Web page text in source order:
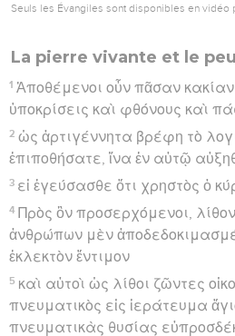
Seuls les Évangiles sont disponibles en vidéo
La pierre vivante et le
1 Ἀποθέμενοι οὖν πᾶσαν
ὑποκρίσεις καὶ φθόνους καὶ
2 ὡς ἀρτιγέννητα βρέφη τὸ
ἐπιποθήσατε, ἵνα ἐν αὐτῷ
3 εἰ ἐγεύσασθε ὅτι χρηστὸς ὁ
4 Πρὸς ὃν προσερχόμενοι,
ἀνθρώπων μὲν
ἐκλεκτὸν ἔντιμον
5 καὶ αὐτοὶ ὡς λίθοι ζῶντες
πνευματικὸς εἰς ἱεράτευμα
πνευματικὰς θυσίας